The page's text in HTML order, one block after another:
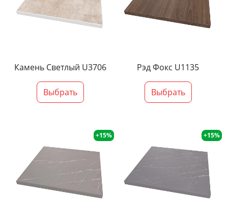
Камень Светлый U3706
Выбрать
Рэд Фокс U1135
Выбрать
+15% +15%